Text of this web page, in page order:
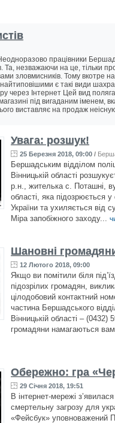
працівники
Та, незважаючи на це, тільки
зловмисників. Тому вкотре
є такі види
через Інтернет Цей вид
під вигаданим іменем,
виставляє на продаж
Увага: розшук!
25 Березня 2018, 09:00 /
Бершадським відділом
Вінницькій області
р.н., жителька с. Поташні,
області, яка підозрюється
України та ухиляється від
Міра запобіжного заходу...
Шановні
12 Лютого 2018, 09:00
Якщо ви помітили біля
підозрілих громадян,
цілодобовий контактний
частина Бершадського
Вінницькій області –
громадяни намагаються
Обережно: гра
29 Січня 2018, 19:51
В інтернет-мережі
смертельну загрозу для
«Фейсбук» уповноважений